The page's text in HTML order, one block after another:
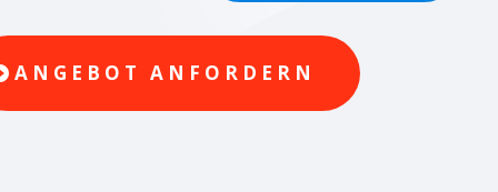
ANGEBOT ANFORDERN